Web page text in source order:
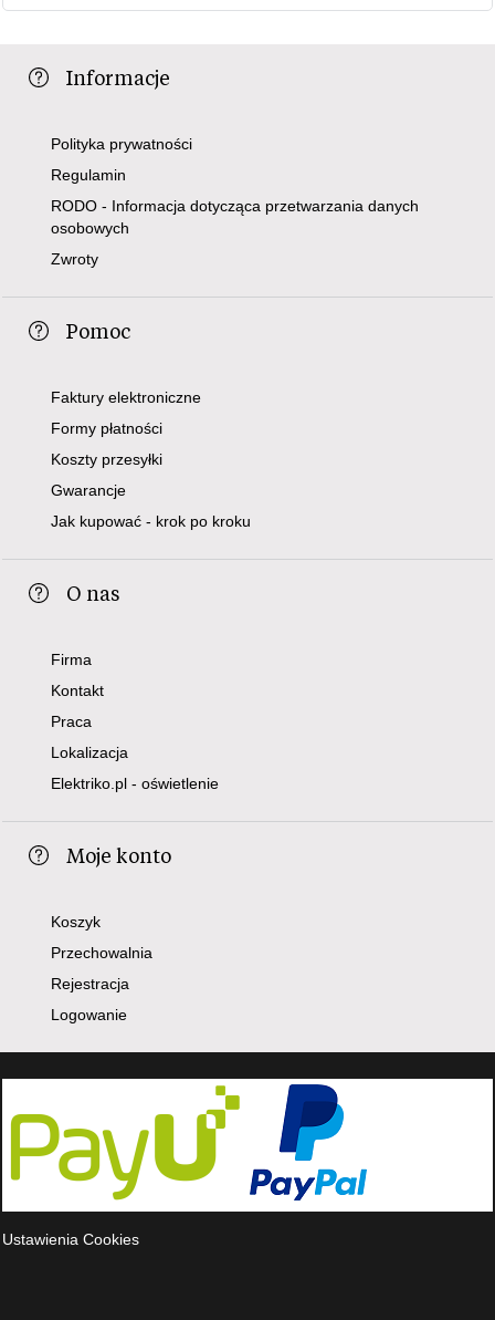
Informacje
Polityka prywatności
Regulamin
RODO - Informacja dotycząca przetwarzania danych
osobowych
Zwroty
Pomoc
Faktury elektroniczne
Formy płatności
Koszty przesyłki
Gwarancje
Jak kupować - krok po kroku
O nas
Firma
Kontakt
Praca
Lokalizacja
Elektriko.pl - oświetlenie
Moje konto
Koszyk
Przechowalnia
Rejestracja
Logowanie
Ustawienia Cookies